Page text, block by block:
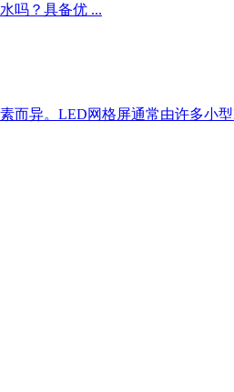
吗？具备优 ...
异。LED网格屏通常由许多小